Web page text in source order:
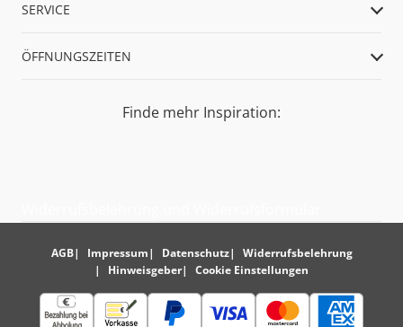
SERVICE
ÖFFNUNGSZEITEN
Finde mehr Inspiration:
AGB Impressum Datenschutz
Widerrufsbelehrung
Hinweisgeber
Cookie Einstellungen